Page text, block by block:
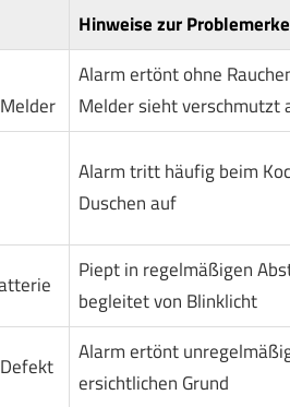
Hinweise zur
Alarm ertönt ohne
Melder sieht verschmutzt
Alarm tritt häufig beim
Duschen auf
Piept in regelmäßigen
begleitet von Blinklicht
Alarm ertönt
ersichtlichen Grund